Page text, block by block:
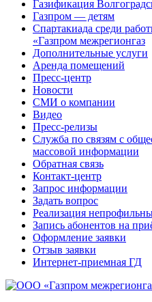
Газификация
Газпром — детям
Спартакиада среди
«Газпром межрегионгаз
Дополнительные услуги
Аренда помещений
Пресс-центр
Новости
СМИ о компании
Видео
Пресс-релизы
Служба по связям с
массовой информации
Обратная связь
Контакт-центр
Запрос информации
Задать вопрос
Реализация
Запись абонентов на
Оформление заявки
Отзыв заявки
Интернет-приемная ГД